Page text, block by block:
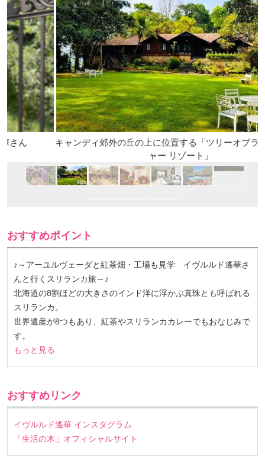
キャンディ郊外の丘の上に位置する「ツリーオブライフ ネイ
ャー リゾート」
おすすめポイント
♪～アーユルヴェーダと紅茶畑・工場も見学 イヴルルド遙華さ
んと行くスリランカ旅～♪
北海道の8割ほどの大きさのインド洋に浮かぶ真珠とも呼ばれる
スリランカ。
世界遺産が8つもあり、紅茶やスリランカカレーでもおなじみで
す。
おすすめリンク
イヴルルド遙華 インスタグラム